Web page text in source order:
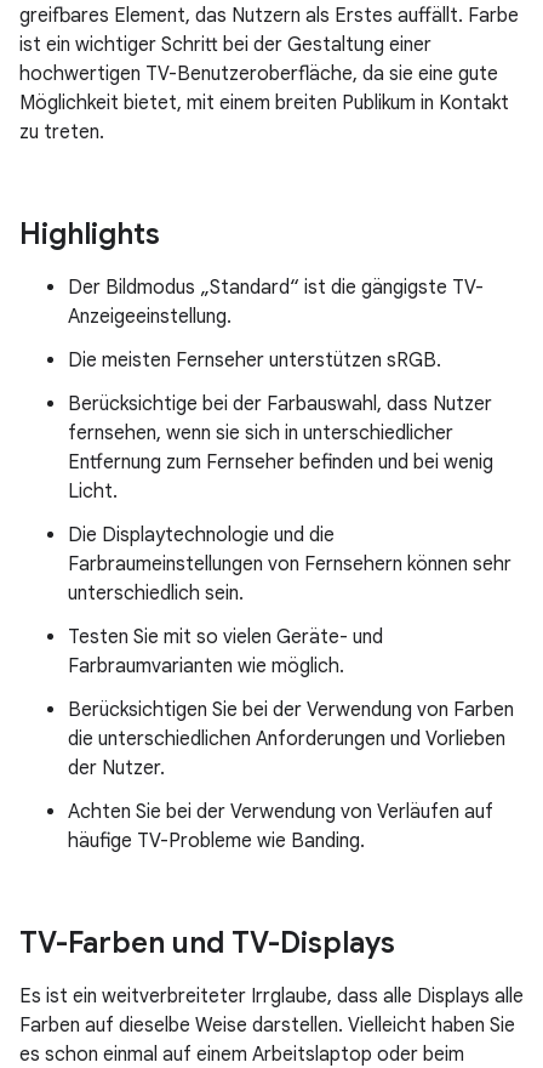
greifbares Element, das Nutzern als Erstes auffällt. Farbe
ist ein wichtiger Schritt bei der Gestaltung einer
hochwertigen TV-Benutzeroberfläche, da sie eine gute
Möglichkeit bietet, mit einem breiten Publikum in Kontakt
zu treten.
Highlights
Der Bildmodus „Standard“ ist die gängigste TV-
Anzeigeeinstellung.
Die meisten Fernseher unterstützen sRGB.
Berücksichtige bei der Farbauswahl, dass Nutzer
fernsehen, wenn sie sich in unterschiedlicher
Entfernung zum Fernseher befinden und bei wenig
Licht.
Die Displaytechnologie und die
Farbraumeinstellungen von Fernsehern können sehr
unterschiedlich sein.
Testen Sie mit so vielen Geräte- und
Farbraumvarianten wie möglich.
Berücksichtigen Sie bei der Verwendung von Farben
die unterschiedlichen Anforderungen und Vorlieben
der Nutzer.
Achten Sie bei der Verwendung von Verläufen auf
häufige TV-Probleme wie Banding.
TV-Farben und TV-Displays
Es ist ein weitverbreiteter Irrglaube, dass alle Displays alle
Farben auf dieselbe Weise darstellen. Vielleicht haben Sie
es schon einmal auf einem Arbeitslaptop oder beim